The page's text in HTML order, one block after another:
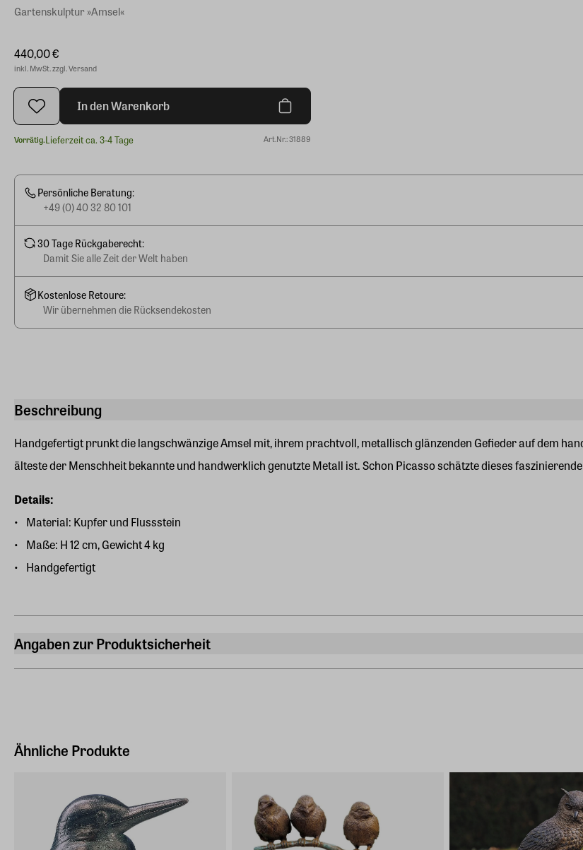
Beschreibung
Handgefertigt prunkt die langschwänzige Amsel mit, ihrem prachtvoll, metallisch glänzenden Gefieder auf dem
älteste der Menschheit bekannte und handwerklich genutzte Metall ist. Schon Picasso schätzte dieses
Details:
Material: Kupfer und Flussstein
Maße: H 12 cm, Gewicht 4 kg
Handgefertigt
Angaben zur Produktsicherheit
Deutschland (EU)
Gartenskulptur »Amsel«
440,00 €
inkl. MwSt. zzgl. Versand
In den Warenkorb
Vorrätig.Lieferzeit ca. 3-4 Tage Art.Nr.: 31889
Persönliche Beratung:
+49 (0) 40 32 80 101
30 Tage Rückgaberecht:
Damit Sie alle Zeit der Welt haben
Kostenlose Retoure:
Wir übernehmen die Rücksendekosten
Ähnliche Produkte